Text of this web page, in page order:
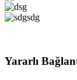
Yararlı